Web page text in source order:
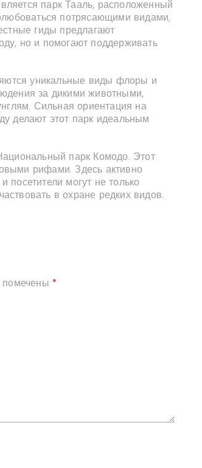
парк Тааль, расположенный
потрясающими видами,
гиды предлагают
но и помогают поддерживать
уникальные виды флоры и
за дикими животными,
Сильная ориентация на
делают этот парк идеальным
парк Комодо. Этот
рифами. Здесь активно
посетители могут не только
в охране редких видов.
помечены *